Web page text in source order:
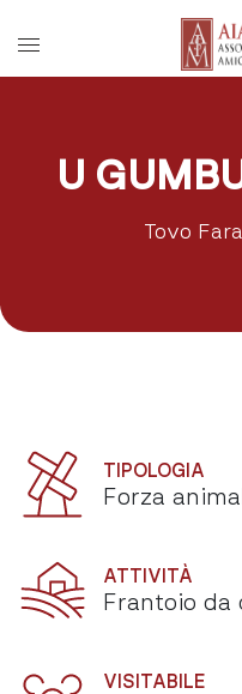
di
al menu di
al contenuto
Menu principale
U
Tovo
TIPOLOGIA
Forza
ATTIVITÀ
Frantoio da
VISITABILE